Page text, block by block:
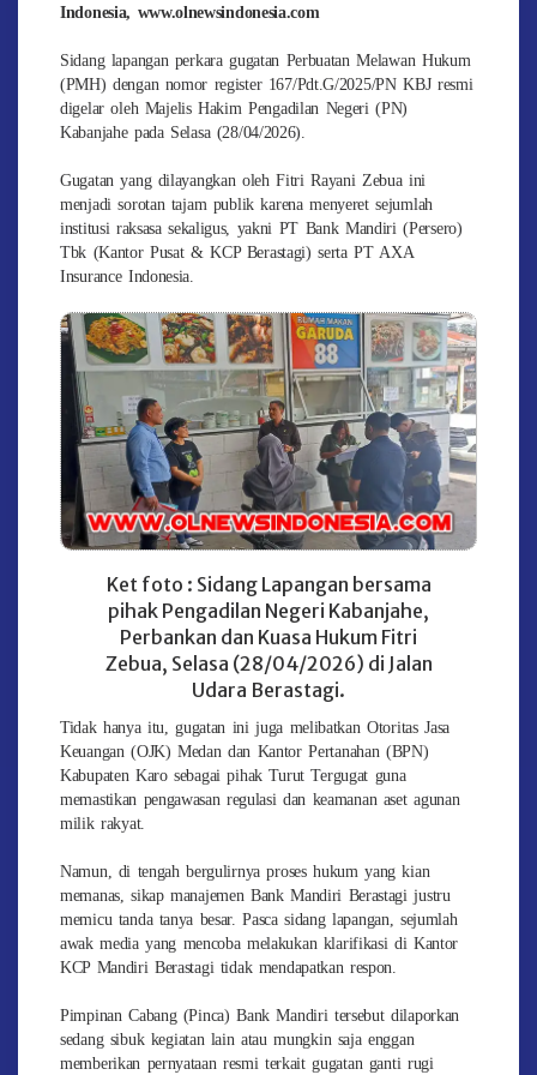
Indonesia, www.olnewsindonesia.com
Sidang lapangan perkara gugatan Perbuatan Melawan Hukum
(PMH) dengan nomor register 167/Pdt.G/2025/PN KBJ resmi
digelar oleh Majelis Hakim Pengadilan Negeri (PN)
Kabanjahe pada Selasa (28/04/2026).
Gugatan yang dilayangkan oleh Fitri Rayani Zebua ini
menjadi sorotan tajam publik karena menyeret sejumlah
institusi raksasa sekaligus, yakni PT Bank Mandiri (Persero)
Tbk (Kantor Pusat & KCP Berastagi) serta PT AXA
Insurance Indonesia.
Ket foto : Sidang Lapangan bersama
pihak Pengadilan Negeri Kabanjahe,
Perbankan dan Kuasa Hukum Fitri
Zebua, Selasa (28/04/2026) di Jalan
Udara Berastagi.
Tidak hanya itu, gugatan ini juga melibatkan Otoritas Jasa
Keuangan (OJK) Medan dan Kantor Pertanahan (BPN)
Kabupaten Karo sebagai pihak Turut Tergugat guna
memastikan pengawasan regulasi dan keamanan aset agunan
milik rakyat.
Namun, di tengah bergulirnya proses hukum yang kian
memanas, sikap manajemen Bank Mandiri Berastagi justru
memicu tanda tanya besar. Pasca sidang lapangan, sejumlah
awak media yang mencoba melakukan klarifikasi di Kantor
KCP Mandiri Berastagi tidak mendapatkan respon.
Pimpinan Cabang (Pinca) Bank Mandiri tersebut dilaporkan
sedang sibuk kegiatan lain atau mungkin saja enggan
memberikan pernyataan resmi terkait gugatan ganti rugi